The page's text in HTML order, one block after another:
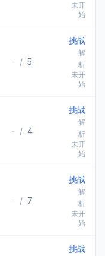
未开
始
- / 5
挑战
解
析
未开
始
- / 4
挑战
解
析
未开
始
- / 7
挑战
解
析
未开
始
挑战